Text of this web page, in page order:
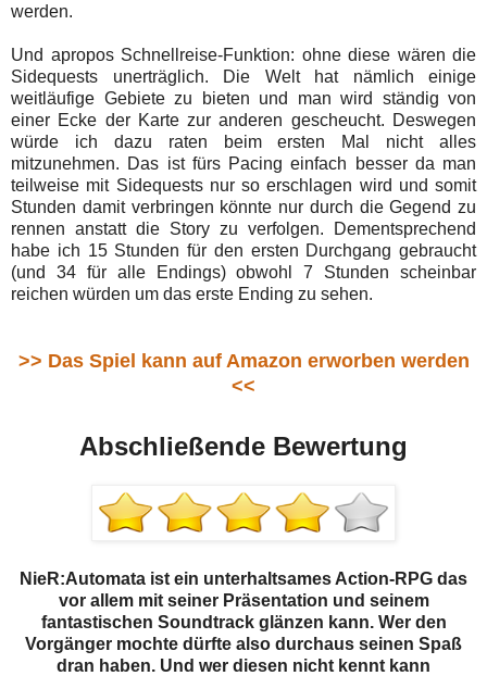
werden.
Und apropos Schnellreise-Funktion: ohne diese wären die
Sidequests unerträglich. Die Welt hat nämlich einige
weitläufige Gebiete zu bieten und man wird ständig von
einer Ecke der Karte zur anderen gescheucht. Deswegen
würde ich dazu raten beim ersten Mal nicht alles
mitzunehmen. Das ist fürs Pacing einfach besser da man
teilweise mit Sidequests nur so erschlagen wird und somit
Stunden damit verbringen könnte nur durch die Gegend zu
rennen anstatt die Story zu verfolgen. Dementsprechend
habe ich 15 Stunden für den ersten Durchgang gebraucht
(und 34 für alle Endings) obwohl 7 Stunden scheinbar
reichen würden um das erste Ending zu sehen.
>> Das Spiel kann auf Amazon erworben werden
<<
Abschließende Bewertung
NieR:Automata ist ein unterhaltsames Action-RPG das
vor allem mit seiner Präsentation und seinem
fantastischen Soundtrack glänzen kann. Wer den
Vorgänger mochte dürfte also durchaus seinen Spaß
dran haben. Und wer diesen nicht kennt kann